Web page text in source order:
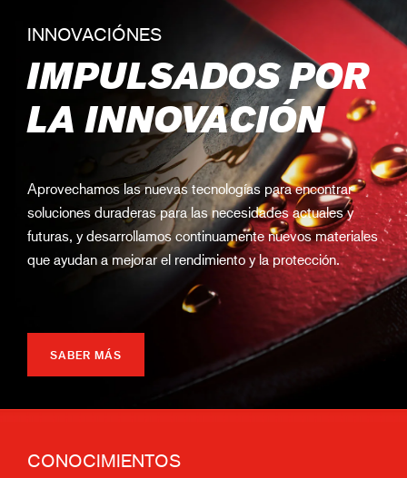
INNOVACIÓNES
IMPULSADOS POR
LA INNOVACIÓN
Aprovechamos las nuevas tecnologías para encontrar
soluciones duraderas para las necesidades actuales y
futuras, y desarrollamos continuamente nuevos materiales
que ayudan a mejorar el rendimiento y la protección.
SABER MÁS
CONOCIMIENTOS